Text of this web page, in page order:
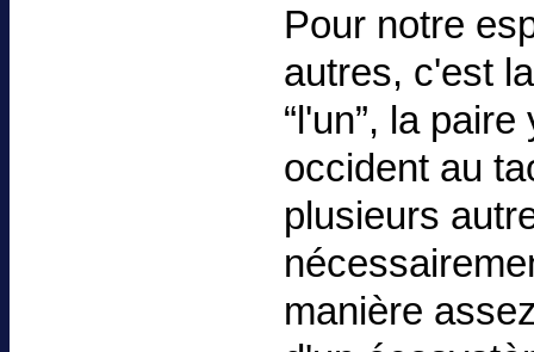
Pour notre
autres, c'est
“l'un”, la
occident au
plusieurs
manière